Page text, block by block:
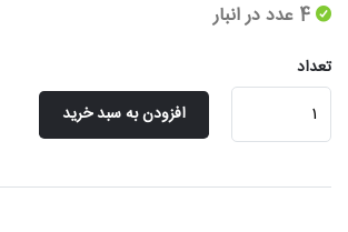
تعداد
چرنی
599
افزودن به سبد خرید